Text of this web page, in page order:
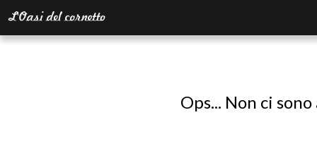
Ops... Non ci